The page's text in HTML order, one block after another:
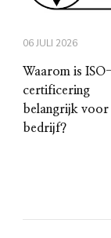
06 JULI 2026
Waarom is
certificering
belangrijk
bedrijf?